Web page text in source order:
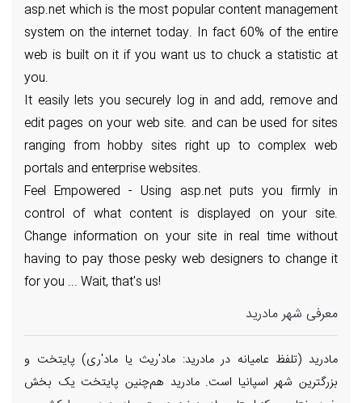
asp.net which is the most popular content management
system on the internet today. In fact 60% of the entire
web is built on it if you want us to chuck a statistic at
you.
It easily lets you securely log in and add, remove and
edit pages on your web site. and can be used for sites
ranging from hobby sites right up to complex web
portals and enterprise websites.
Feel Empowered - Using asp.net puts you firmly in
control of what content is displayed on your site.
Change information on your site in real time without
having to pay those pesky web designers to change it
for you ... Wait, that's us!
معرفی شهر مادرید
مادرید (تلفظ عامیانه در مادرید: ماد'ریث یا ماد'ری) پایتخت و
بزرگترین شهر اسپانیا است. مادرید هم‌چنین پایتخت یک بخش